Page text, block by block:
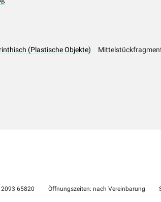
(Plastische Objekte)
2093 65820 Öffnungszeiten: nach Vereinbarung